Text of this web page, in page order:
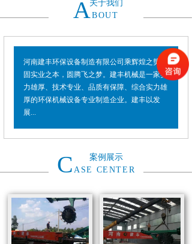
关于我们
ABOUT
河南建丰环保设备制造有限公司乘辉煌之势，
固实业之本，圆腾飞之梦。建丰机械是一家实
力雄厚、技术专业、品质有保障、综合实力雄
厚的环保机械设备专业制造企业。建丰以发
展...
案例展示
C ASE CENTER